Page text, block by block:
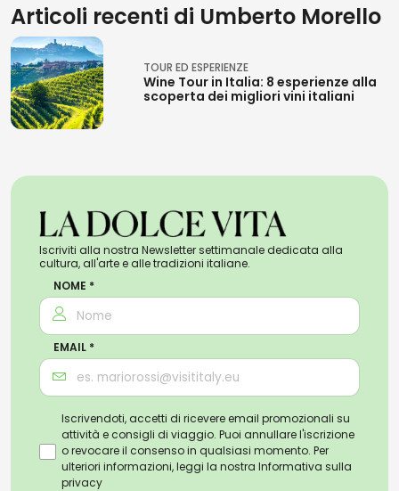
Articoli recenti di Umberto Morello
TOUR ED ESPERIENZE
Wine Tour in Italia: 8 esperienze alla
scoperta dei migliori vini italiani
Iscriviti alla nostra Newsletter settimanale dedicata alla
cultura, all'arte e alle tradizioni italiane.
NOME *
EMAIL *
Iscrivendoti, accetti di ricevere email promozionali su
attività e consigli di viaggio. Puoi annullare l'iscrizione
o revocare il consenso in qualsiasi momento. Per
ulteriori informazioni, leggi la nostra Informativa sulla
privacy